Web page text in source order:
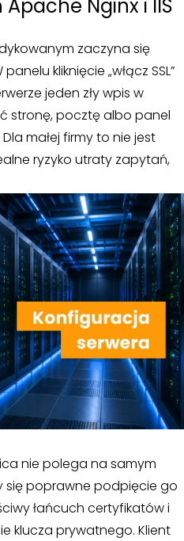
Nginx i IIS
zaczyna się
kliknięcie „włącz SSL”
jeden zły wpis w
stronę, pocztę albo panel
małej firmy to nie jest
ryzyko utraty zapytań,
nie polega na samym
się poprawne podpięcie go
łańcuch certyfikatów i
klucza prywatnego. Klient